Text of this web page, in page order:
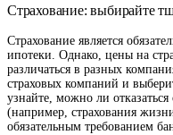
Страхование: выбирайте
Страхование является
ипотеки. Однако, цены на
различаться в разных
страховых компаний и
узнайте, можно ли
(например, страхования
обязательным требованием